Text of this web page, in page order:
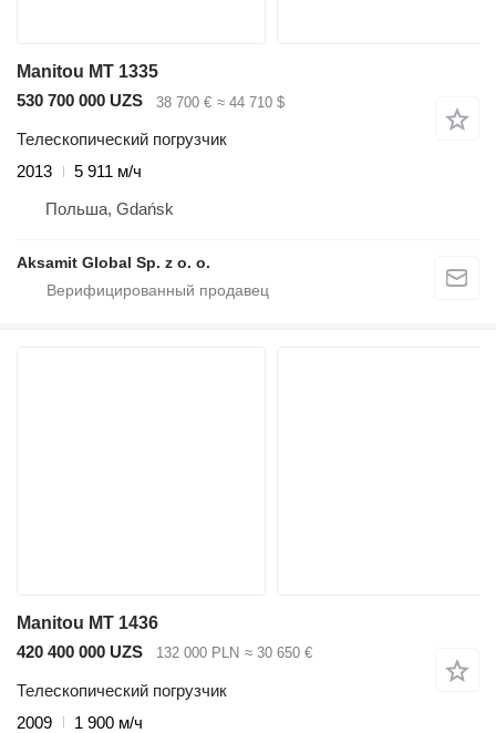
Manitou MT 1335
530 700 000 UZS
38 700 € ≈ 44 710 $
Телескопический погрузчик
2013
5 911 м/ч
Польша, Gdańsk
Aksamit Global Sp. z o. o.
Manitou MT 1436
420 400 000 UZS
132 000 PLN ≈ 30 650 €
Телескопический погрузчик
2009
1 900 м/ч